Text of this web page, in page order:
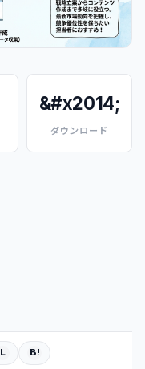
&#x2014;
ダウンロード
L B!